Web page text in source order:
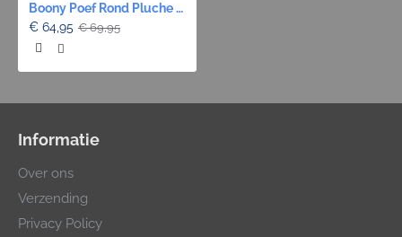
Boony Poef Rond Pluche - Beige
€ 64,95 € 69,95
Informatie
Over ons
Verzending
Privacy Policy